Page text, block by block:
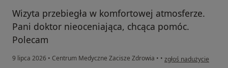
Wizyta przebiegła w komfortowej atmosferze.
Pani doktor nieoceniająca, chcąca pomóc.
Polecam
9 lipca 2026 • Centrum Medyczne Zacisze Zdrowia • • w opinii użytkownika
zgłoś nadużycie